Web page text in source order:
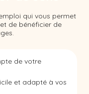
qui vous permet
de bénéficier de
de votre
et adapté à vos